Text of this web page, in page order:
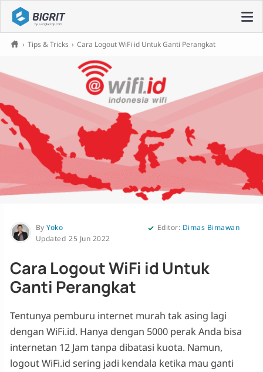
› Tips & Tricks › Cara Logout WiFi id Untuk Ganti Perangkat
ByYoko
25 Jun 2022
Editor: Dimas Bimawan
Cara Logout WiFi id Untuk
Ganti Perangkat
Tentunya pemburu internet murah tak asing lagi
dengan WiFi.id. Hanya dengan 5000 perak Anda bisa
internetan 12 Jam tanpa dibatasi kuota. Namun,
logout WiFi.id sering jadi kendala ketika mau ganti